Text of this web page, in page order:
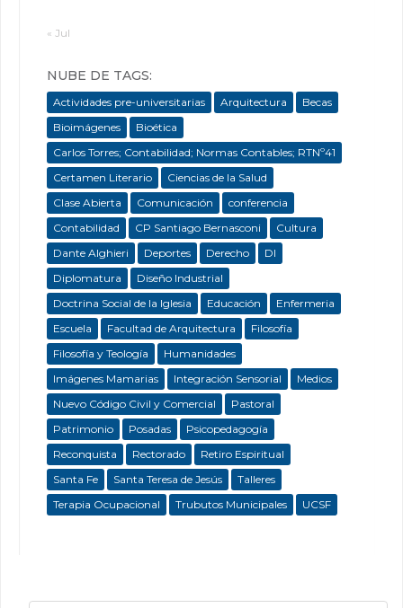
« Jul
NUBE DE TAGS:
Actividades pre-universitarias Arquitectura
Becas
Bioimágenes
Bioética
Carlos Torres; Contabilidad; Normas Contables; RTNº41
Certamen Literario
Ciencias de la Salud
Clase Abierta
Comunicación
conferencia
Contabilidad
CP Santiago Bernasconi
Cultura
Dante Alghieri
Deportes Derecho
DI
Diplomatura
Diseño Industrial
Doctrina Social de la Iglesia
Educación
Enfermeria
Escuela
Facultad de Arquitectura
Filosofía
Filosofía y Teología
Humanidades
Imágenes Mamarias
Integración Sensorial
Medios
Nuevo Código Civil y Comercial
Pastoral
Patrimonio
Posadas
Psicopedagogía
Reconquista
Rectorado
Retiro Espiritual
Santa Fe
Santa Teresa de Jesús
Talleres
Terapia Ocupacional
Trubutos Municipales UCSF